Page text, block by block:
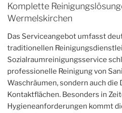
Komplette
Wermelskirchen
Das Serviceangebot umfasst
traditionellen
Sozialraumreinigungsservice
professionelle Reinigung von
Waschräumen, sondern auch
Kontaktflächen. Besonders in
Hygieneanforderungen kommt